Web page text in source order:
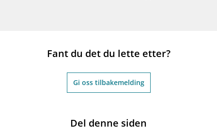
Fant du det du lette etter?
Gi oss tilbakemelding
Del denne siden